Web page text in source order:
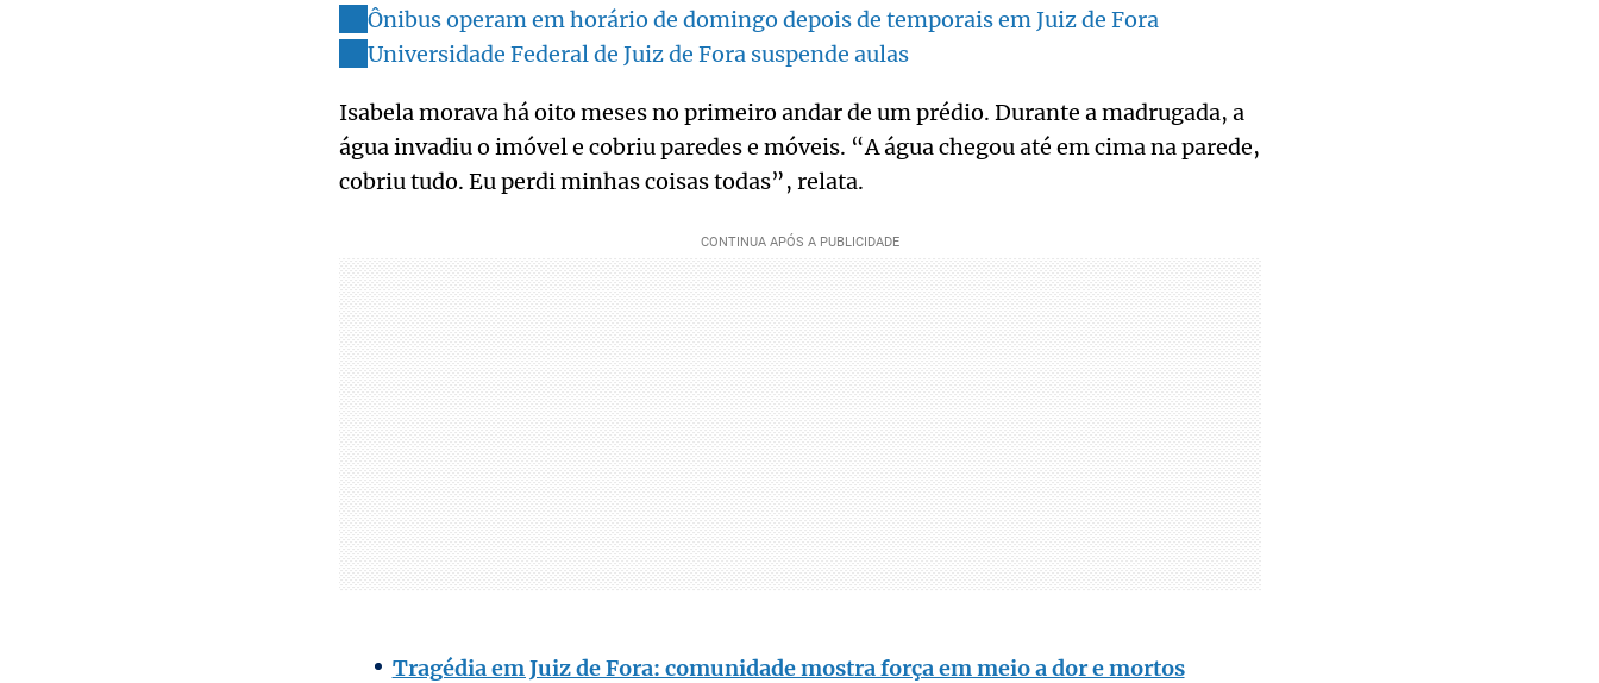
Ônibus operam em horário de domingo depois de temporais em Juiz de Fora
Universidade Federal de Juiz de Fora suspende aulas
Isabela morava há oito meses no primeiro andar de um prédio. Durante a madrugada, a
água invadiu o imóvel e cobriu paredes e móveis. “A água chegou até em cima na parede,
cobriu tudo. Eu perdi minhas coisas todas”, relata.
Tragédia em Juiz de Fora: comunidade mostra força em meio a dor e mortos